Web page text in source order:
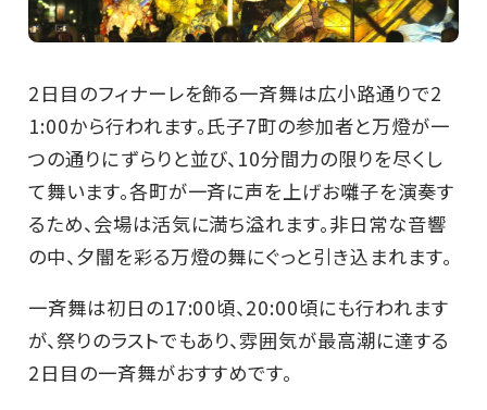
2日目のフィナーレを飾る一斉舞は広小路通りで2
1:00から行われます。氏子7町の参加者と万燈が一
つの通りにずらりと並び、10分間力の限りを尽くし
て舞います。各町が一斉に声を上げお囃子を演奏す
るため、会場は活気に満ち溢れます。非日常な音響
の中、夕闇を彩る万燈の舞にぐっと引き込まれます。
一斉舞は初日の17:00頃、20:00頃にも行われます
が、祭りのラストでもあり、雰囲気が最高潮に達する
2日目の一斉舞がおすすめです。